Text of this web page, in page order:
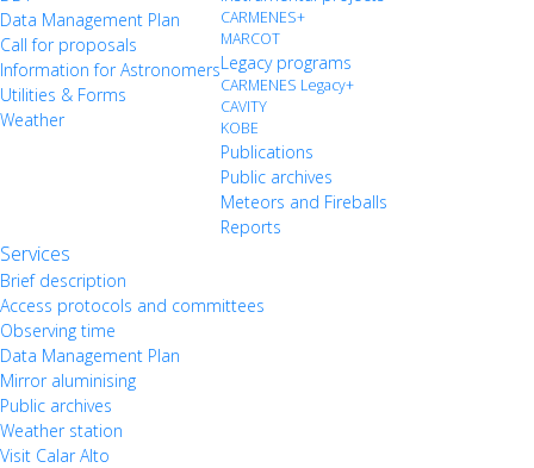
Data Management Plan
Call for proposals
Information for Astronomers
Utilities & Forms
Weather
CARMENES+
MARCOT
Legacy programs
CARMENES Legacy+
CAVITY
KOBE
Publications
Public archives
Meteors and Fireballs
Reports
Services
Brief description
Access protocols and committees
Observing time
Data Management Plan
Mirror aluminising
Public archives
Weather station
Visit Calar Alto